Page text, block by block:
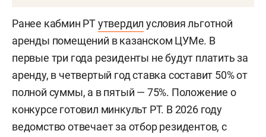
Ранее кабмин РТутвердил условия льготной
аренды помещений в казанском ЦУМе. В
первые три года резиденты не будут платить за
аренду, в четвертый год ставка составит 50% от
полной суммы, а в пятый — 75%. Положение о
конкурсе готовил минкульт РТ. В 2026 году
ведомство отвечает за отбор резидентов, с